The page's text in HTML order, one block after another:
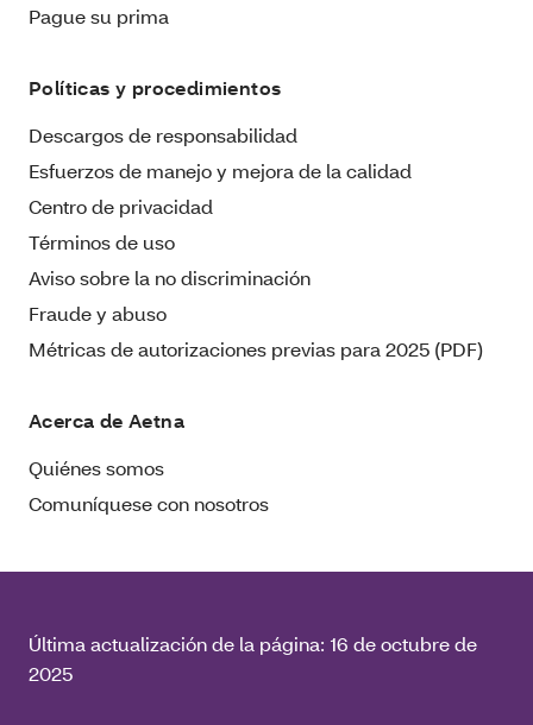
Pague su prima
Políticas y procedimientos
Descargos de responsabilidad
Esfuerzos de manejo y mejora de la calidad
Centro de privacidad
Términos de uso
Aviso sobre la no discriminación
Fraude y abuso
Métricas de autorizaciones previas para 2025 (PDF)
Acerca de Aetna
Quiénes somos
Comuníquese con nosotros
Última actualización de la página: 16 de octubre de
2025